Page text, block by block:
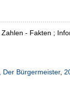
- Fakten ;
Der Bürgermeister,